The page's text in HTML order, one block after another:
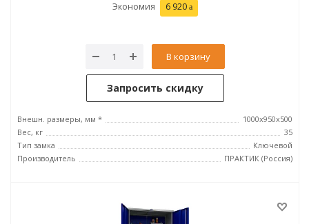
Экономия 6 920
В корзину
Запросить скидку
Внешн. размеры, мм *
1000x950x500
Вес, кг
35
Тип замка
Ключевой
Производитель
ПРАКТИК (Россия)